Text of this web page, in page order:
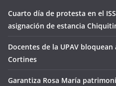
Cuarto día de protesta en el
asignación de estancia
Docentes de la UPAV
Cortines
Garantiza Rosa María